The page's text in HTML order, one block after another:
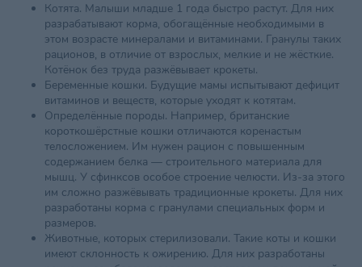
Котята. Малыши младше 1 года быстро растут. Для них
разрабатывают корма, обогащённые необходимыми в
этом возрасте минералами и витаминами. Гранулы таких
рационов, в отличие от взрослых, мелкие и не жёсткие.
Котёнок без труда разжёвывает крокеты.
Беременные кошки. Будущие мамы испытывают дефицит
витаминов и веществ, которые уходят к котятам.
Определённые породы. Например, британские
короткошёрстные кошки отличаются коренастым
телосложением. Им нужен рацион с повышенным
содержанием белка — строительного материала для
мышц. У сфинксов особое строение челюсти. Из-за этого
им сложно разжёвывать традиционные крокеты. Для них
разработаны корма с гранулами специальных форм и
размеров.
Животные, которых стерилизовали. Такие коты и кошки
имеют склонность к ожирению. Для них разработаны